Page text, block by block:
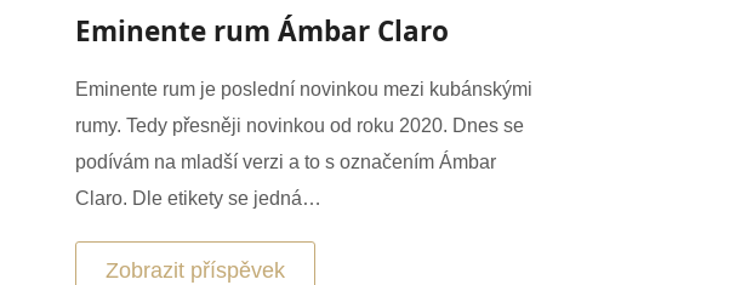
Eminente rum Ámbar Claro
Eminente rum je poslední novinkou mezi kubánskými
rumy. Tedy přesněji novinkou od roku 2020. Dnes se
podívám na mladší verzi a to s označením Ámbar
Claro. Dle etikety se jedná…
Zobrazit příspěvek